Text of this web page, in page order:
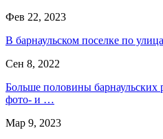
Фев 22, 2023
В барнаульском поселке по
Сен 8, 2022
Больше половины барнаульских
фото- и …
Мар 9, 2023